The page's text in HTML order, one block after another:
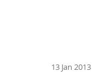
13 Jan 2013